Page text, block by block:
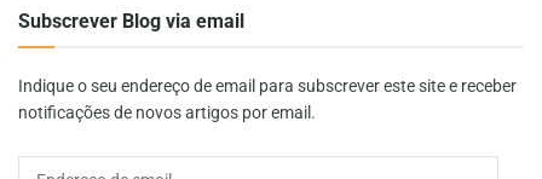
Subscrever Blog via email
Indique o seu endereço de email para subscrever este site e receber
notificações de novos artigos por email.